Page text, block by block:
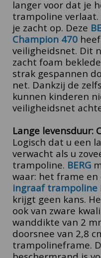
langer voor dat je
trampoline
je zacht op. Deze
Champion 470
veiligheidsnet. Dit
zacht foam
strak gespannen
net. Dankzij de
kunnen kinderen
veiligheidsnet
Lange levensduur:
Logisch dat u een
verwacht als u
trampoline. BERG
waar: het frame en
ingraaf trampoline
krijgt geen kans.
ook van zware
wanddikte van 2
doorsnee van 2,8
trampolineframe.